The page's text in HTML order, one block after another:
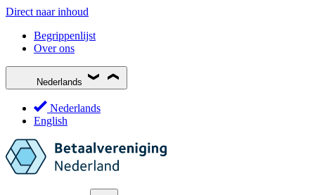
Direct naar inhoud
Begrippenlijst
Over ons
Nederlands
Nederlands
English